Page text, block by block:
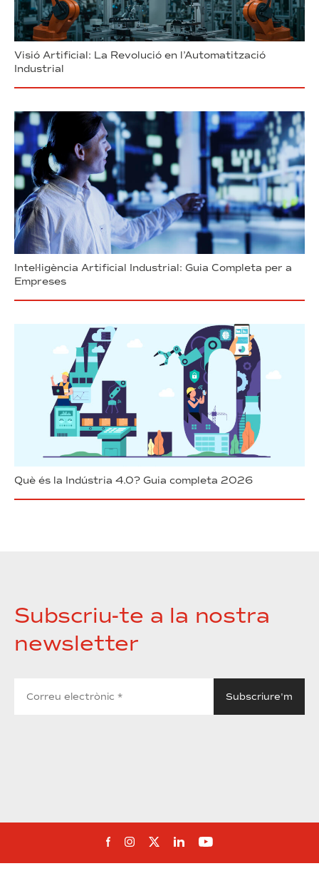
Visió Artificial: La Revolució en l’Automatització
Industrial
Intel·ligència Artificial Industrial: Guia Completa per a
Empreses
Què és la Indústria 4.0? Guia completa 2026
Subscriu-te a la nostra
newsletter
Segueix-nos al Facebook
Segueix-nos a Instagram
Segueix-nos a Twitter
Segueix-nos a
Segueix-nos a